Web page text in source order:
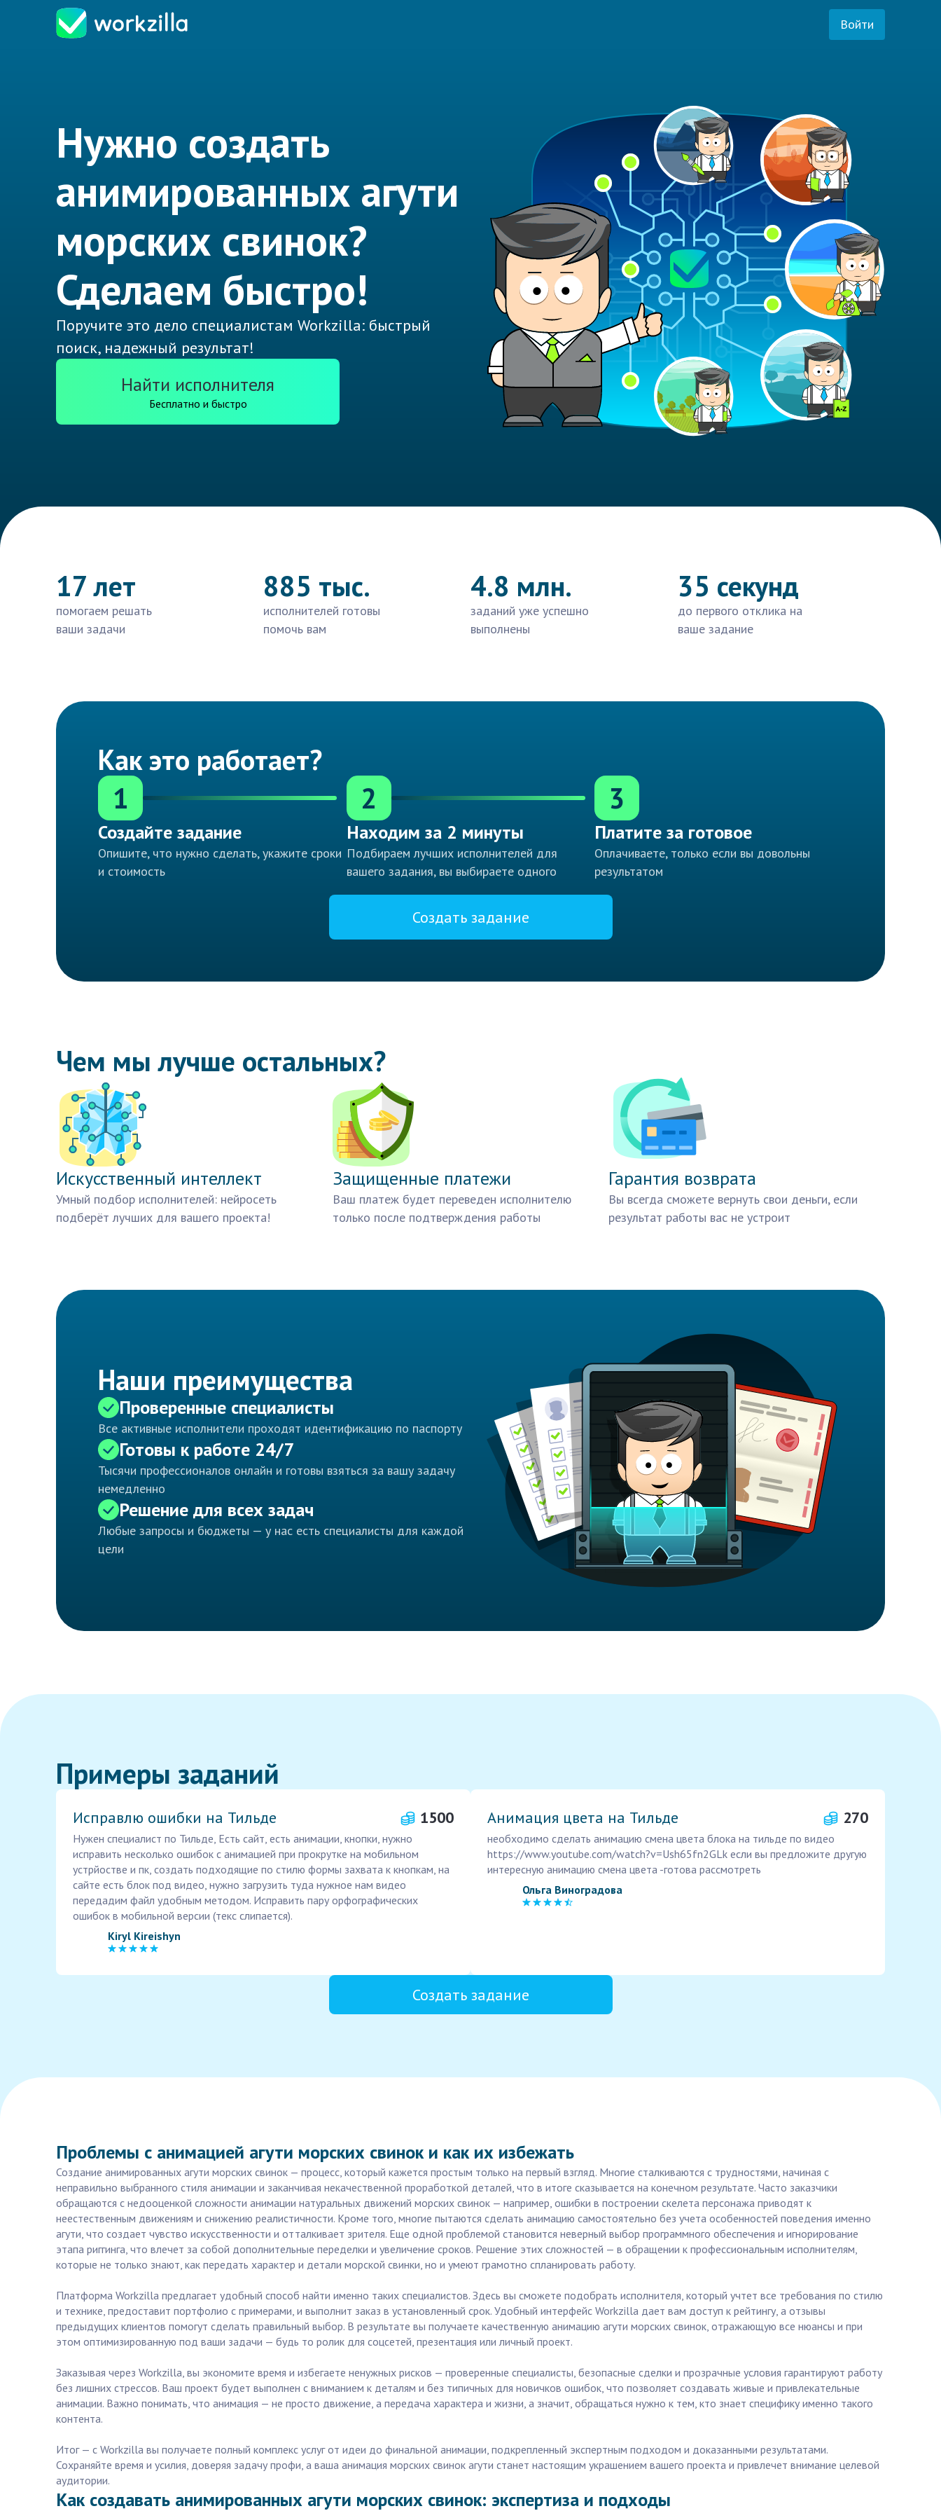
Войти
Нужно создать
анимированных агути
морских свинок?
Сделаем быстро!
Поручите это дело специалистам Workzilla: быстрый
поиск, надежный результат!
Найти исполнителя
Бесплатно и быстро
17 лет
помогаем решать
ваши задачи
885 тыс.
исполнителей готовы
помочь вам
4.8 млн.
заданий уже успешно
выполнены
35 секунд
до первого отклика на
ваше задание
Как это работает?
1
Создайте задание
Опишите, что нужно сделать, укажите сроки
и стоимость
2
Находим за 2 минуты
Подбираем лучших исполнителей для
вашего задания, вы выбираете одного
3
Платите за готовое
Оплачиваете, только если вы довольны
результатом
Создать задание
Чем мы лучше остальных?
Искусственный интеллект
Умный подбор исполнителей: нейросеть
подберёт лучших для вашего проекта!
Защищенные платежи
Ваш платеж будет переведен исполнителю
только после подтверждения работы
Гарантия возврата
Вы всегда сможете вернуть свои деньги, если
результат работы вас не устроит
Наши преимущества
Проверенные специалисты
Все активные исполнители проходят идентификацию по паспорту
Готовы к работе 24/7
Тысячи профессионалов онлайн и готовы взяться за вашу задачу
немедленно
Решение для всех задач
Любые запросы и бюджеты — у нас есть специалисты для каждой
цели
Примеры заданий
Исправлю ошибки на Тильде 1500
Нужен специалист по Тильде, Есть сайт, есть анимации, кнопки, нужно
исправить несколько ошибок с анимацией при прокрутке на мобильном
устрйостве и пк, создать подходящие по стилю формы захвата к кнопкам, на
сайте есть блок под видео, нужно загрузить туда нужное нам видео
передадим файл удобным методом. Исправить пару орфографических
ошибок в мобильной версии (текс слипается).
Kiryl Kireishyn
Анимация цвета на Тильде 270
необходимо сделать анимацию смена цвета блока на тильде по видео
https://www.youtube.com/watch?v=Ush65fn2GLk если вы предложите другую
интересную анимацию смена цвета -готова рассмотреть
Ольга Виноградова
Создать задание
Проблемы с анимацией агути морских свинок и как их избежать
Создание анимированных агути морских свинок — процесс, который кажется простым только на первый взгляд. Многие сталкиваются с трудностями, начиная с
неправильно выбранного стиля анимации и заканчивая некачественной проработкой деталей, что в итоге сказывается на конечном результате. Часто заказчики
обращаются с недооценкой сложности анимации натуральных движений морских свинок — например, ошибки в построении скелета персонажа приводят к
неестественным движениям и снижению реалистичности. Кроме того, многие пытаются сделать анимацию самостоятельно без учета особенностей поведения именно
агути, что создает чувство искусственности и отталкивает зрителя. Еще одной проблемой становится неверный выбор программного обеспечения и игнорирование
этапа риггинга, что влечет за собой дополнительные переделки и увеличение сроков. Решение этих сложностей — в обращении к профессиональным исполнителям,
которые не только знают, как передать характер и детали морской свинки, но и умеют грамотно спланировать работу.
Платформа Workzilla предлагает удобный способ найти именно таких специалистов. Здесь вы сможете подобрать исполнителя, который учтет все требования по стилю
и технике, предоставит портфолио с примерами, и выполнит заказ в установленный срок. Удобный интерфейс Workzilla дает вам доступ к рейтингу, а отзывы
предыдущих клиентов помогут сделать правильный выбор. В результате вы получаете качественную анимацию агути морских свинок, отражающую все нюансы и при
этом оптимизированную под ваши задачи — будь то ролик для соцсетей, презентация или личный проект.
Заказывая через Workzilla, вы экономите время и избегаете ненужных рисков — проверенные специалисты, безопасные сделки и прозрачные условия гарантируют работу
без лишних стрессов. Ваш проект будет выполнен с вниманием к деталям и без типичных для новичков ошибок, что позволяет создавать живые и привлекательные
анимации. Важно понимать, что анимация — не просто движение, а передача характера и жизни, а значит, обращаться нужно к тем, кто знает специфику именно такого
контента.
Итог — с Workzilla вы получаете полный комплекс услуг от идеи до финальной анимации, подкрепленный экспертным подходом и доказанными результатами.
Сохраняйте время и усилия, доверяя задачу профи, а ваша анимация морских свинок агути станет настоящим украшением вашего проекта и привлечет внимание целевой
аудитории.
Как создавать анимированных агути морских свинок: экспертиза и подходы